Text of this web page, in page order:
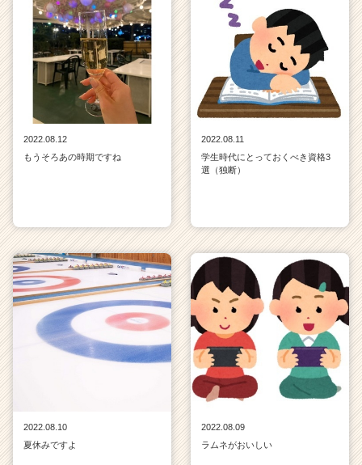
2022.08.12
もうそろあの時期ですね
2022.08.11
学生時代にとっておくべき資格3
選（独断）
2022.08.10
夏休みですよ
2022.08.09
ラムネがおいしい